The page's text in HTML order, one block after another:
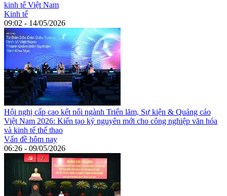
kinh tế Việt Nam
Kinh tế
09:02 - 14/05/2026
Hội nghị cấp cao kết nối ngành Triển lãm, Sự kiện & Quảng cáo
Việt Nam 2026: Kiến tạo kỷ nguyên mới cho công nghiệp văn hóa
và kinh tế thể thao
Vấn đề hôm nay
06:26 - 09/05/2026